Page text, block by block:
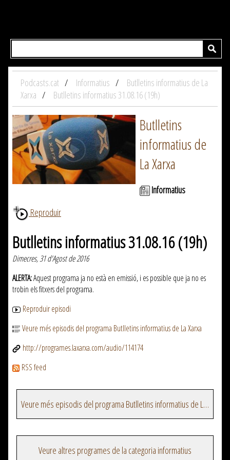
Podcasts.cat Informatius
Butlletins informatius de La
Xarxa
Butlletins informatius 31.08.16 (19h)
Butlletins
informatius de
La Xarxa
Informatius
Reproduir
Butlletins informatius 31.08.16 (19h)
Dimecres, 31 d'Agost de 2016
ALERTA:Aquest programa ja no està en emissió, i es possible que ja no es
trobin els fitxers del programa.
Reproduir episodi
Veure més episodis del programa Butlletins informatius de La Xarxa
http://programes.laxarxa.com/audio/114174
RSS feed
Veure més episodis del programa Butlletins informatius de La Xarxa
Veure altres programes de la categoria informatius